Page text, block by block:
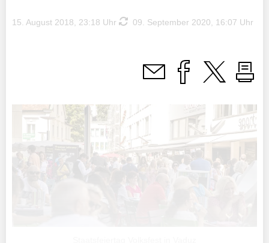
15. August 2018, 23:18 Uhr 09. September 2020, 16:07 Uhr